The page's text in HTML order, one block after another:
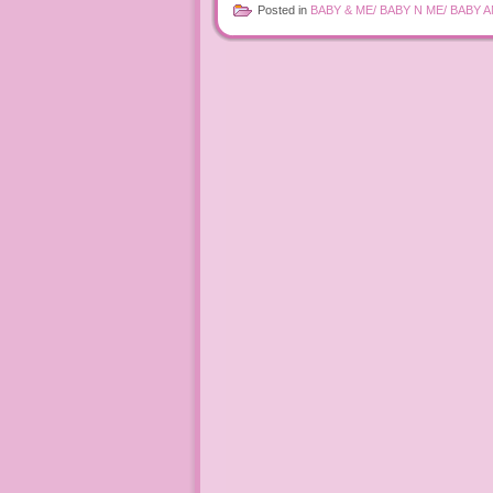
Posted in BABY & ME/ BABY N ME/ BABY